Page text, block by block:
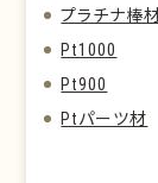
プラチナ棒
Pt1000
Pt900
Ptパーツ材